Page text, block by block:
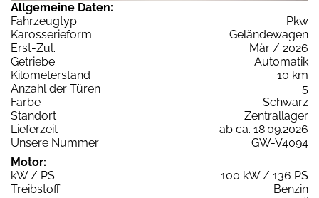
Allgemeine Daten:
Fahrzeugtyp
Pkw
Karosserieform
Geländewagen
Erst-Zul.
Mär / 2026
Getriebe
Automatik
Kilometerstand
10 km
Anzahl der Türen
5
Farbe
Schwarz
Standort
Zentrallager
Lieferzeit
ab ca. 18.09.2026
Unsere Nummer
GW-V4094
Motor:
kW / PS
100 kW / 136 PS
Treibstoff
Benzin